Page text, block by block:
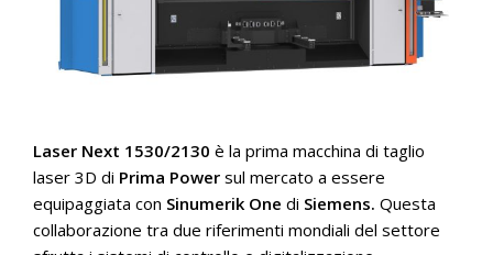
Laser Next 1530/2130 è la prima macchina di taglio
laser 3D di Prima Power sul mercato a essere
equipaggiata con Sinumerik One di Siemens. Questa
collaborazione tra due riferimenti mondiali del settore